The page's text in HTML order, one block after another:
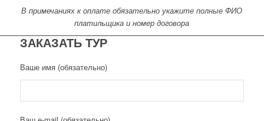
В примечаниях к оплате обязательно укажите полные ФИО
платильщика и номер договора
ЗАКАЗАТЬ ТУР
Ваше имя (обязательно)